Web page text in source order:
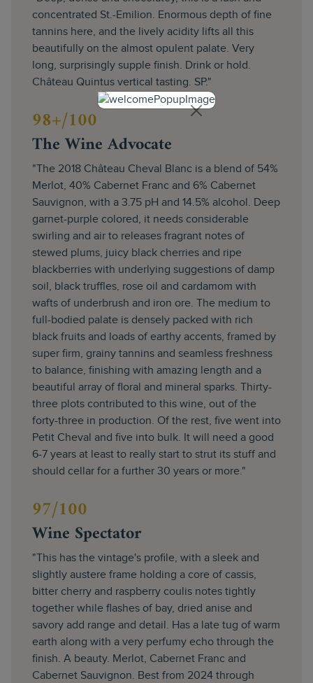
concentrated St.-Emilion. Enormous depth of fine
tannins here, and the lively acidity lifts all this
beautifully on the almost opulent palate. Very
long, surprisingly supple finish. Drink or hold.
Château Quintus vertical tasting. SP."
98+/100
The Wine Advocate
"The 2018 Château Cheval Blanc is a blend of 54%
Merlot, 40% Cabernet Franc and 6% Cabernet
Sauvignon, with a 3.75 pH and 14.5% alcohol. Deep
garnet-purple colored, it needs considerable
swirling and air to releases fragrant notes of
stewed plums, juicy black cherries and ripe
blackberries with underlying suggestions of damp
soil, black truffles, rose oil and cardamom with
wafts of underbrush and iron ore. The medium to
full-bodied palate is densely packed with rich
black fruits and loads of earthy accents, framed by
super firm, grainy tannins and seamless freshness
to balance, finishing with amazing length and a
beautiful array of floral and mineral sparks. Thirty-
three plots contributed to this wine, out of the
forty-three in production. Of the rest, five went into
Petit Cheval and five into bulk. It will need a good
6-7 years at least to really start to strut its stuff and
should cellar for a further 30 years or more."
97/100
Wine Spectator
"This has the vintage's profile, with a sleek and
slightly austere frame holding a core of cassis,
bitter cherry and raspberry coulis notes tightly
together while flashes of bay, dried anise and
savory add range and detail. Has a late tug of warm
earth along with a very perfumy echo through the
finish. A beauty. Merlot, Cabernet Franc and
Cabernet Sauvignon. Best from 2024 through